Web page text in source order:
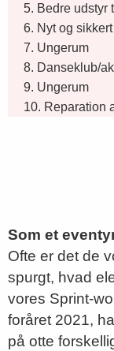
5. Bedre udstyr
6. Nyt og
7. Ungerum
8. Danseklub/
9. Ungerum
10. Reparation
Som et
Ofte er det de
spurgt, hvad
vores Sprint-
foråret 2021,
på otte